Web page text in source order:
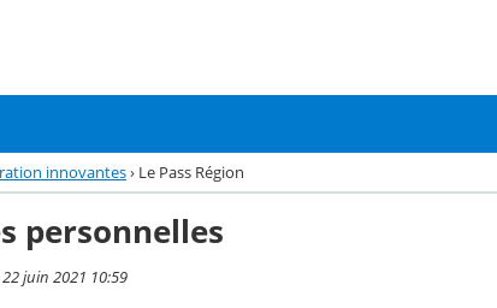
innovantes› Le Pass Région
personnelles
juin 2021 10:59